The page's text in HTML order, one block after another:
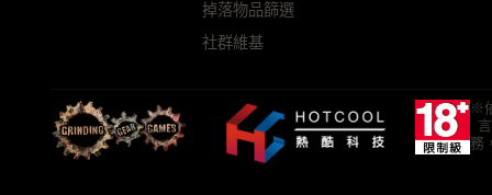
掉落物品篩選
社群維基
※
務